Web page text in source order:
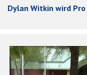
Dylan Witkin wird